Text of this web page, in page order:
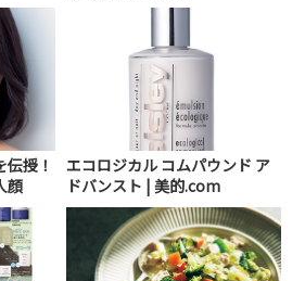
授！
顔
エコロジカル コムパウンド ア
ドバンスト | 美的.com